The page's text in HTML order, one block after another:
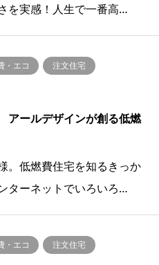
を実感！人生で一番高…
・エコ
注文住宅
ールデザインが創る低燃
。低燃費住宅を知るきっか
ターネットでいろいろ…
・エコ 注文住宅